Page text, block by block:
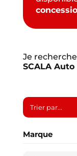
Je
SCALA Auto
Marque